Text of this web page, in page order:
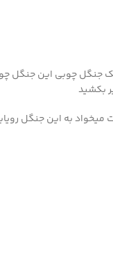
جنگل چوبی این جنگل
بکشید
میخواد به این جنگل